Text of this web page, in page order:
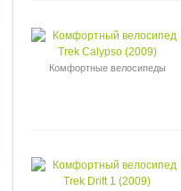
Комфортные велосипеды